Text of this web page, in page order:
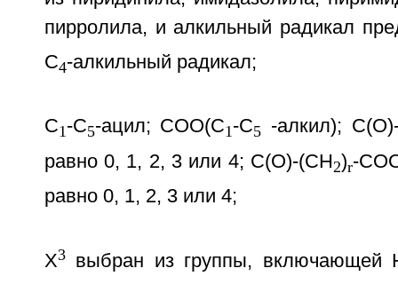
пирролила, и алкильный радикал
C4-алкильный радикал;
C1-C5-ацил; СОО(C1-C5 -алкил);
равно 0, 1, 2, 3 или 4; C(O)-(CH2)r-
равно 0, 1, 2, 3 или 4;
X3выбран из группы, включающей